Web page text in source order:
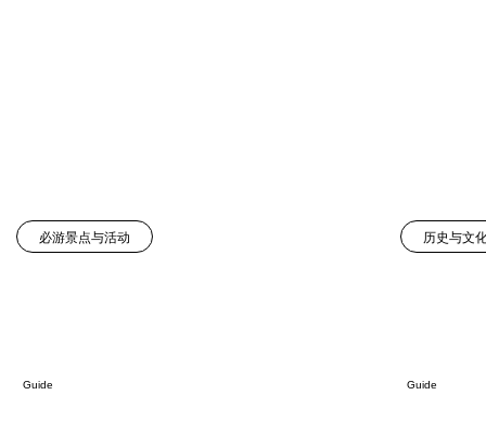
必游景点与活动
Guide
历史与文
Guide